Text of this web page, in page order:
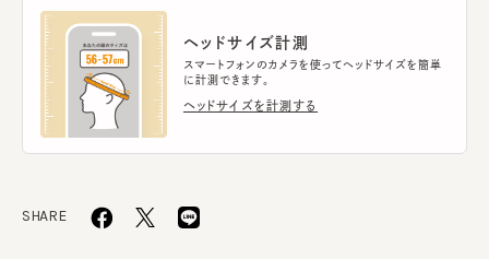
ヘッドサイズ計測
スマートフォンのカメラを使ってヘッドサイズを簡単
に計測できます。
ヘッドサイズを計測する
SHARE